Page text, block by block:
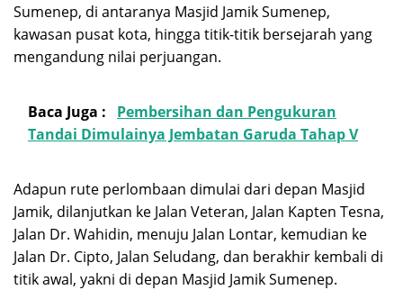
Sumenep, di antaranya Masjid Jamik Sumenep,
kawasan pusat kota, hingga titik-titik bersejarah yang
mengandung nilai perjuangan.
Baca Juga :
Pembersihan dan Pengukuran
Tandai Dimulainya Jembatan Garuda Tahap V
Adapun rute perlombaan dimulai dari depan Masjid
Jamik, dilanjutkan ke Jalan Veteran, Jalan Kapten Tesna,
Jalan Dr. Wahidin, menuju Jalan Lontar, kemudian ke
Jalan Dr. Cipto, Jalan Seludang, dan berakhir kembali di
titik awal, yakni di depan Masjid Jamik Sumenep.